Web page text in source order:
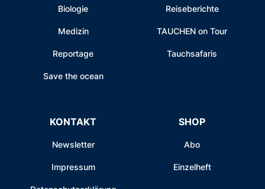
Biologie
Medizin
Reportage
Save the ocean
Reiseberichte
TAUCHEN on Tour
Tauchsafaris
KONTAKT
Newsletter
Impressum
SHOP
Abo
Einzelheft